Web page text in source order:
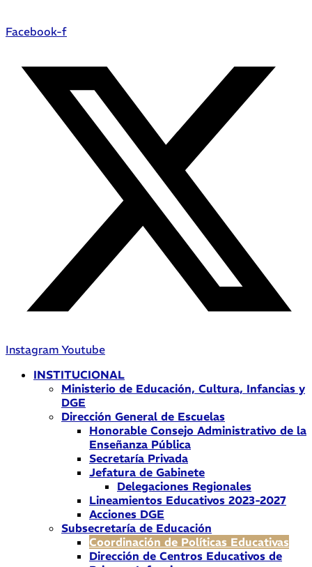
Facebook-f
Instagram Youtube
INSTITUCIONAL
Ministerio de Educación, Cultura, Infancias y
DGE
Dirección General de Escuelas
Honorable Consejo Administrativo de la
Enseñanza Pública
Secretaría Privada
Jefatura de Gabinete
Delegaciones Regionales
Lineamientos Educativos 2023-2027
Acciones DGE
Subsecretaría de Educación
Coordinación de Políticas Educativas
Dirección de Centros Educativos de